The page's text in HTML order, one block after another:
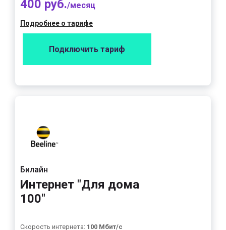
400 руб./месяц
Подробнее о тарифе
Подключить тариф
Билайн
Интернет "Для дома
100"
Скорость интернета: 100 Мбит/с